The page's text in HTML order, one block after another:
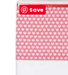
Save